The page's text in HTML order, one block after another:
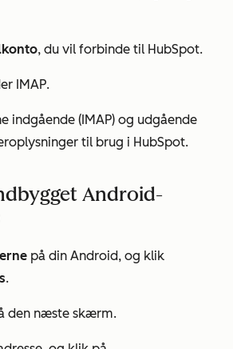
, du vil forbinde til HubSpot.
IMAP.
indgående (IMAP) og udgående
til brug i HubSpot.
Android-
på din Android, og klik
.
den næste skærm.